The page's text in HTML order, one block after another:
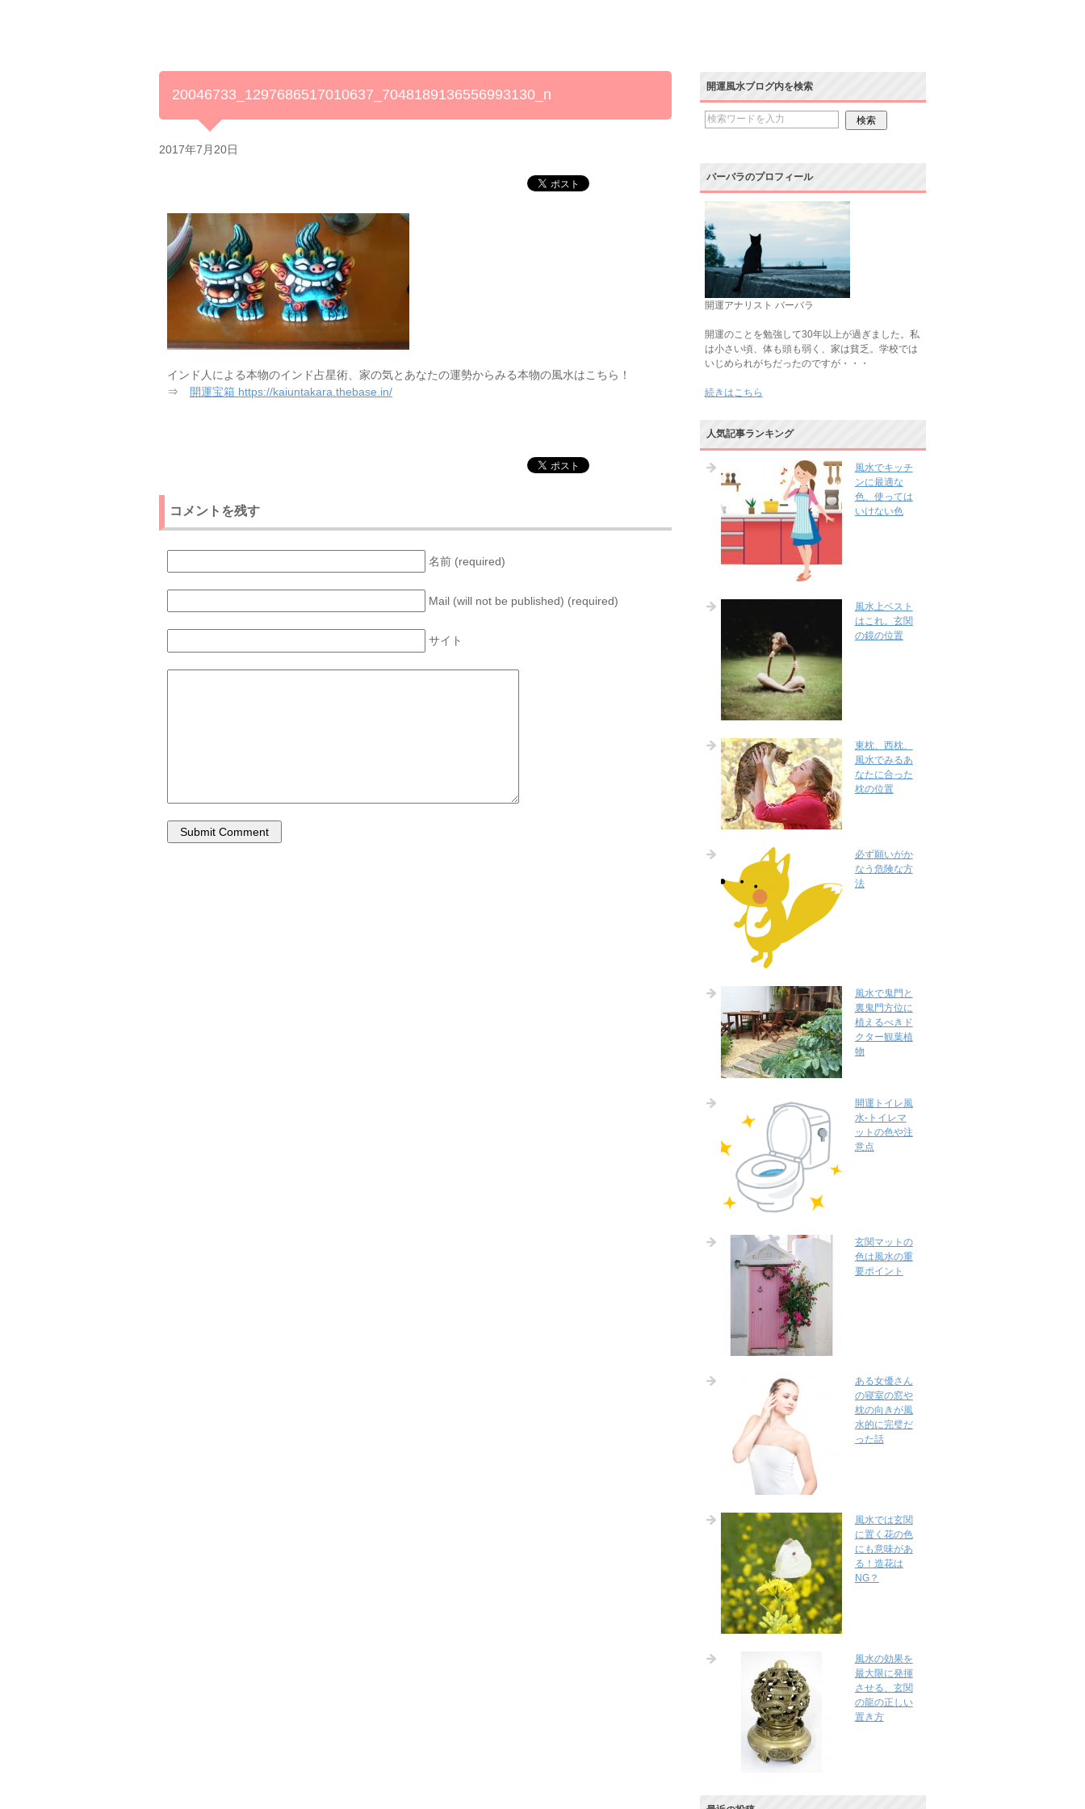
20046733_1297686517010637_7048189136556993130_n
2017年7月20日
インド人による本物のインド占星術、家の気とあなたの運勢からみる本物の風水はこちら！
⇒ 開運宝箱 https://kaiuntakara.thebase.in/
コメントを残す
名前 (required)
Mail (will not be published) (required)
サイト
開運風水ブログ内を検索
バーバラのプロフィール
開運アナリスト バーバラ
開運のことを勉強して30年以上が過ぎました。私
は小さい頃、体も頭も弱く、家は貧乏。学校では
いじめられがちだったのですが・・・
続きはこちら
人気記事ランキング
風水でキッチ
ンに最適な
色、使っては
いけない色
風水上ベスト
はこれ。玄関
の鏡の位置
東枕、西枕、
風水でみるあ
なたに合った
枕の位置
必ず願いがか
なう危険な方
法
風水で鬼門と
裏鬼門方位に
植えるべきド
クター観葉植
物
開運トイレ風
水-トイレマ
ットの色や注
意点
玄関マットの
色は風水の重
要ポイント
ある女優さん
の寝室の窓や
枕の向きが風
水的に完璧だ
った話
風水では玄関
に置く花の色
にも意味があ
る！造花は
NG？
風水の効果を
最大限に発揮
させる、玄関
の龍の正しい
置き方